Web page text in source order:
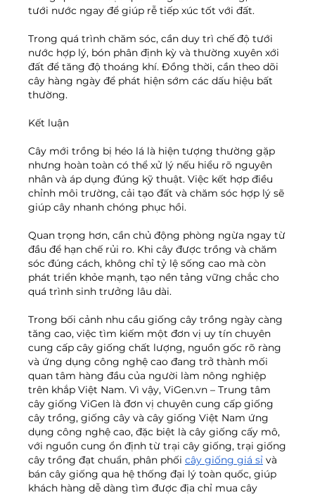
tưới nước ngay để giúp rễ tiếp xúc tốt với đất.
Trong quá trình chăm sóc, cần duy trì chế độ tưới
nước hợp lý, bón phân định kỳ và thường xuyên xới
đất để tăng độ thoáng khí. Đồng thời, cần theo dõi
cây hàng ngày để phát hiện sớm các dấu hiệu bất
thường.
Kết luận
Cây mới trồng bị héo lá là hiện tượng thường gặp
nhưng hoàn toàn có thể xử lý nếu hiểu rõ nguyên
nhân và áp dụng đúng kỹ thuật. Việc kết hợp điều
chỉnh môi trường, cải tạo đất và chăm sóc hợp lý sẽ
giúp cây nhanh chóng phục hồi.
Quan trọng hơn, cần chủ động phòng ngừa ngay từ
đầu để hạn chế rủi ro. Khi cây được trồng và chăm
sóc đúng cách, không chỉ tỷ lệ sống cao mà còn
phát triển khỏe mạnh, tạo nền tảng vững chắc cho
quá trình sinh trưởng lâu dài.
Trong bối cảnh nhu cầu giống cây trồng ngày càng
tăng cao, việc tìm kiếm một đơn vị uy tín chuyên
cung cấp cây giống chất lượng, nguồn gốc rõ ràng
và ứng dụng công nghệ cao đang trở thành mối
quan tâm hàng đầu của người làm nông nghiệp
trên khắp Việt Nam. Vì vậy, ViGen.vn – Trung tâm
cây giống ViGen là đơn vị chuyên cung cấp giống
cây trồng, giống cây và cây giống Việt Nam ứng
dụng công nghệ cao, đặc biệt là cây giống cấy mô,
với nguồn cung ổn định từ trại cây giống, trại giống
cây trồng đạt chuẩn, phân phối cây giống giá sỉ và
bán cây giống qua hệ thống đại lý toàn quốc, giúp
khách hàng dễ dàng tìm được địa chỉ mua cây